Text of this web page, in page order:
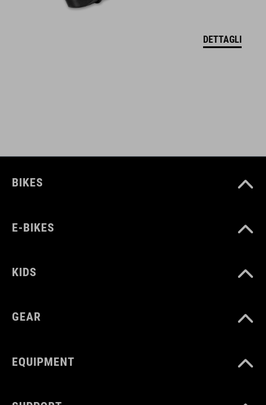
front compartment
COLORE
TPU
PESO
DETTAGLI
BIKES
E-BIKES
KIDS
GEAR
EQUIPMENT